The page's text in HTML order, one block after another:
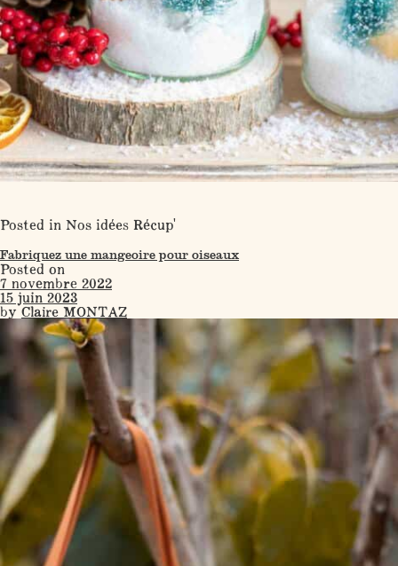
Posted in Nos idées Récup'
Fabriquez une mangeoire pour oiseaux
Posted on
7 novembre 2022
15 juin 2023
byClaire MONTAZ